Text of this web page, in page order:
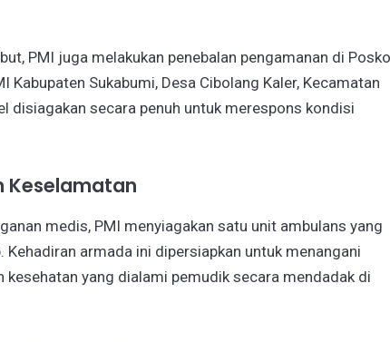
PMI juga melakukan penebalan pengamanan di Posko
Kabupaten Sukabumi, Desa Cibolang Kaler, Kecamatan
disiagakan secara penuh untuk merespons kondisi
Keselamatan
medis, PMI menyiagakan satu unit ambulans yang
armada ini dipersiapkan untuk menangani
kesehatan yang dialami pemudik secara mendadak di